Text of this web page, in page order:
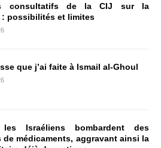
consultatifs de la CIJ sur la
: possibilités et limites
que j’ai faite à Ismail al-Ghoul
Israéliens bombardent des
de médicaments, aggravant ainsi la